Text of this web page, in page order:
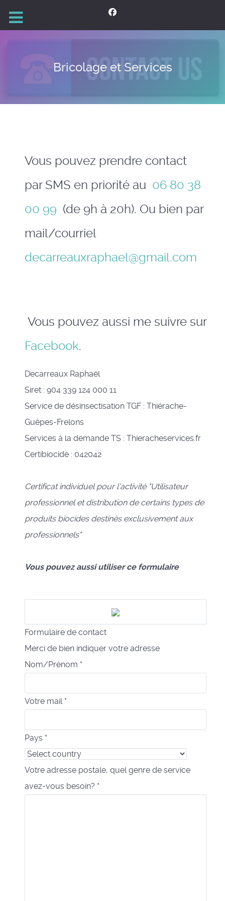
Bricolage et Services
Vous pouvez prendre contact
par SMS en priorité au 06 80 38
00 99 (de 9h à 20h). Ou bien par
mail/courriel
decarreauxraphael@gmail.com
Vous pouvez aussi me suivre sur
Facebook.
Decarreaux Raphaël
Siret : 904 339 124 000 11
Service de désinsectisation TGF : Thiérache-
Guêpes-Frelons
Services à la demande TS : Thieracheservices.fr
Certibiocide : 042042
Certificat individuel pour l'activité "Utilisateur
professionnel et distribution de certains types de
produits biocides destinés exclusivement aux
professionnels"
Vous pouvez aussi utiliser ce formulaire
Formulaire de contact
Merci de bien indiquer votre adresse
Nom/Prénom *
Votre mail *
Pays *
Votre adresse postale, quel genre de service
avez-vous besoin? *